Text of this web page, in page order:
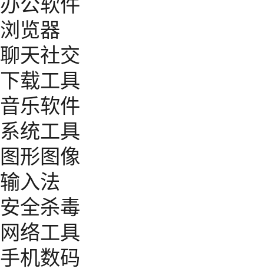
办公软件
浏览器
聊天社交
下载工具
音乐软件
系统工具
图形图像
输入法
安全杀毒
网络工具
手机数码